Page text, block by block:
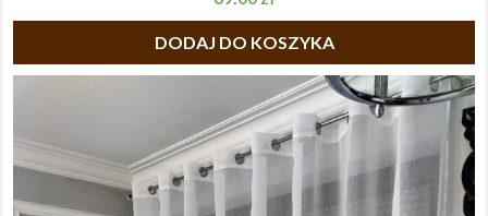
DODAJ DO KOSZYKA